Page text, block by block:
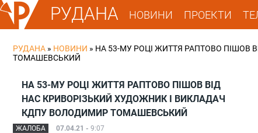
РУДАНА НОВИНИ ПРОЕКТИ
РУДАНА » НОВИНИ » НА 53-МУ РОЦІ ЖИТТЯ РАПТОВО
ТОМАШЕВСЬКИЙ
НА 53-МУ РОЦІ ЖИТТЯ РАПТОВО ПІШОВ ВІД
НАС КРИВОРІЗЬКИЙ ХУДОЖНИК І ВИКЛАДАЧ
КДПУ ВОЛОДИМИР ТОМАШЕВСЬКИЙ
ЖАЛОБА 07.04.21 - 9:07